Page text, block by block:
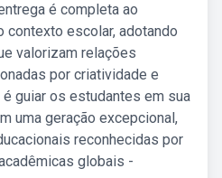
é completa ao
escolar, adotando
valorizam relações
por criatividade e
guiar os estudantes em sua
uma geração excepcional,
reconhecidas por
globais -